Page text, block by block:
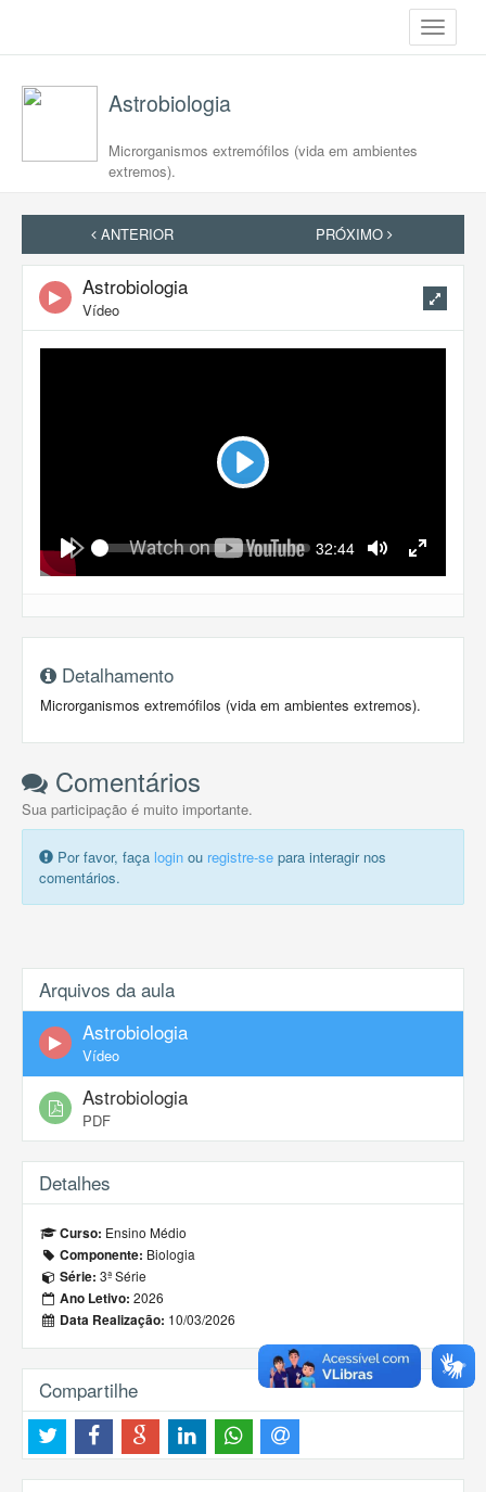
Toggle
Astrobiologia
Microrganismos extremófilos (vida em ambientes
extremos).
ANTERIOR PRÓXIMO
Astrobiologia
Vídeo
Play
Play
Seek Current
32:44
Mute Fullscreen
Detalhamento
Microrganismos extremófilos (vida em ambientes extremos).
Comentários
Sua participação é muito importante.
Por favor, faça login ou registre-se para interagir nos
comentários.
Arquivos da aula
Astrobiologia
Vídeo
Astrobiologia
PDF
Detalhes
Curso: Ensino Médio
Componente: Biologia
Série: 3ª Série
Ano Letivo: 2026
Data Realização: 10/03/2026
Compartilhe